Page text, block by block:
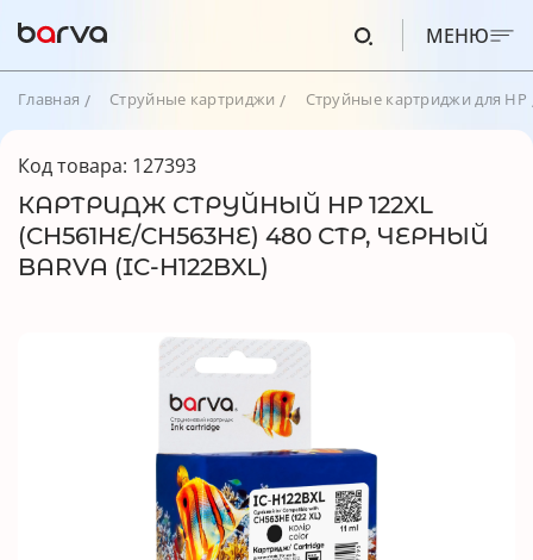
МЕНЮ
Главная Струйные картриджи Струйные картриджи для HP
Код товара: 127393
КАРТРИДЖ СТРУЙНЫЙ HP 122XL
(CH561HE/CH563HE) 480 СТР, ЧЕРНЫЙ
BARVA (IC-H122BXL)